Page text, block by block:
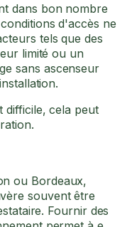
dans bon nombre
d'accès ne
tels que des
limité ou un
sans ascenseur
difficile, cela peut
ou Bordeaux,
souvent être
Fournir des